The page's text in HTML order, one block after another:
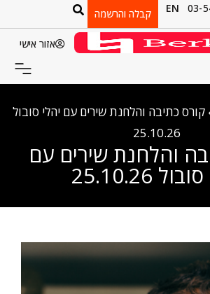
03-
EN קבלה והרשמה
אזור אישי
קורס כתיבה והלחנת שירים עם יהלי סובול
25.10.26
והלחנת שירים עם
25.10.26